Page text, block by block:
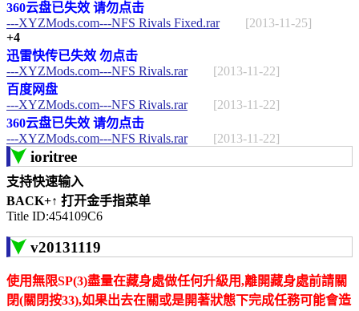
360云盘已失效 请勿点击
---XYZMods.com---NFS Rivals Fixed.rar
[2013-11-25]
+4
迅雷快传已失效 勿点击
---XYZMods.com---NFS Rivals.rar
[2013-11-22]
百度网盘
---XYZMods.com---NFS Rivals.rar
[2013-11-22]
360云盘已失效 请勿点击
---XYZMods.com---NFS Rivals.rar
[2013-11-22]
ioritree
支持快速输入
BACK+↑ 打开金手指菜单
Title ID:454109C6
v20131119
使用無限SP(3)盡量在藏身處做任何升級用,離開藏身處前請關
閉(關閉按33),如果出去在關或是開著狀態下完成任務可能會造